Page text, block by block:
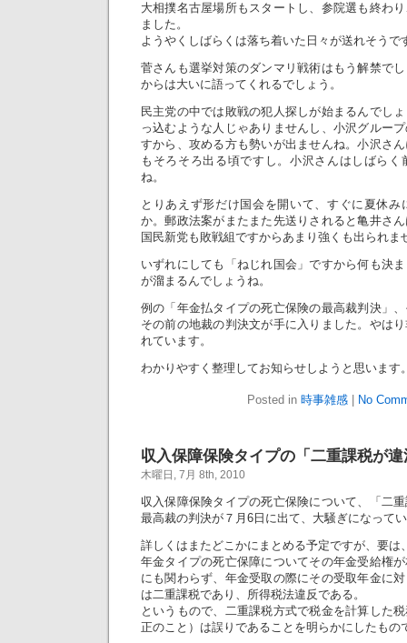
大相撲名古屋場所もスタートし、参院選も終わ
ました。
ようやくしばらくは落ち着いた日々が送れそうで
菅さんも選挙対策のダンマリ戦術はもう解禁で
からは大いに語ってくれるでしょう。
民主党の中では敗戦の犯人探しが始まるんでし
っ込むような人じゃありませんし、小沢グルー
すから、攻める方も勢いが出ませんね。小沢さ
もそろそろ出る頃ですし。小沢さんはしばら
ね。
とりあえず形だけ国会を開いて、すぐに夏休
か。郵政法案がまたまた先送りされると亀井さ
国民新党も敗戦組ですからあまり強くも出られま
いずれにしても「ねじれ国会」ですから何も決
が溜まるんでしょうね。
例の「年金払タイプの死亡保険の最高裁判決」
その前の地裁の判決文が手に入りました。やは
れています。
わかりやすく整理してお知らせしようと思います
Posted in 時事雑感 No
収入保障保険タイプの「二重課税が違
木曜日, 7月 8th, 2010
収入保障保険タイプの死亡保険について、「二
最高裁の判決が７月6日に出て、大騒ぎになって
詳しくはまたどこかにまとめる予定ですが、要は
年金タイプの死亡保障についてその年金受給権
にも関わらず、年金受取の際にその受取年金に
は二重課税であり、所得税法違反である。
というもので、二重課税方式で税金を計算した
正のこと）は誤りであることを明らかにしたもの